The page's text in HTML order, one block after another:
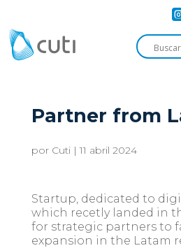
Partner from
por Cuti|11 abril 2024
Startup, dedicated to
which recetly landed in
for strategic partners to
expansion in the Latam